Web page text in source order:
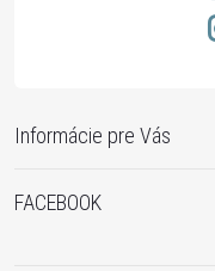
Informácie pre Vás
FACEBOOK